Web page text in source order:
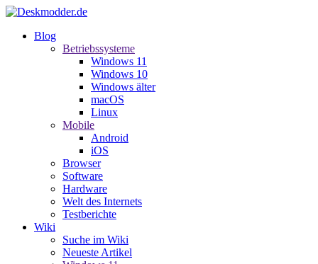
Blog
Betriebssysteme
Windows 11
Windows 10
Windows älter
macOS
Linux
Mobile
Android
iOS
Browser
Software
Hardware
Welt des Internets
Testberichte
Wiki
Suche im Wiki
Neueste Artikel